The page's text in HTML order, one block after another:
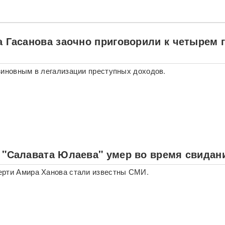
Гасанова заочно приговорили к четырем
в легализации преступных доходов.
"Салавата Юлаева" умер во время
Амира Ханова стали известны СМИ.